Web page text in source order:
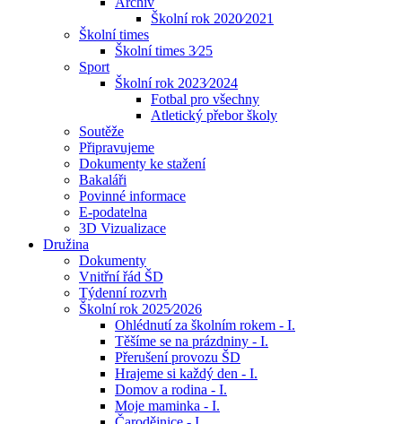
Školní rok 2020⁄2021
Školní times
Školní times 3⁄25
Sport
Školní rok 2023⁄2024
Fotbal pro všechny
Atletický přebor školy
Soutěže
Připravujeme
Dokumenty ke stažení
Bakaláři
Povinné informace
E-podatelna
3D Vizualizace
Družina
Dokumenty
Vnitřní řád ŠD
Týdenní rozvrh
Školní rok 2025⁄2026
Ohlédnutí za školním rokem - I.
Těšíme se na prázdniny - I.
Přerušení provozu ŠD
Hrajeme si každý den - I.
Domov a rodina - I.
Moje maminka - I.